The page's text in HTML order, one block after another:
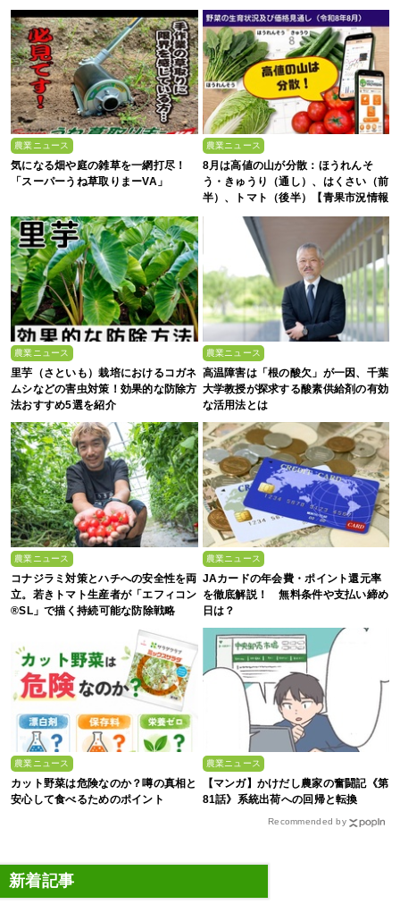
農業ニュース
気になる畑や庭の雑草を一網打尽！
「スーパーうね草取りまーVA」
農業ニュース
8月は高値の山が分散：ほうれんそ
う・きゅうり（通し）、はくさい（前
半）、トマト（後半）【青果市況情報
アプリ「YAOYASAN」】
農業ニュース
里芋（さといも）栽培におけるコガネ
ムシなどの害虫対策！効果的な防除方
法おすすめ5選を紹介
農業ニュース
高温障害は「根の酸欠」が一因、千葉
大学教授が探求する酸素供給剤の有効
な活用法とは
農業ニュース
コナジラミ対策とハチへの安全性を両
立。若きトマト生産者が「エフィコン
®SL」で描く持続可能な防除戦略
農業ニュース
JAカードの年会費・ポイント還元率
を徹底解説！ 無料条件や支払い締め
日は？
農業ニュース
カット野菜は危険なのか？噂の真相と
安心して食べるためのポイント
農業ニュース
【マンガ】かけだし農家の奮闘記《第
81話》系統出荷への回帰と転換
Recommended by
新着記事